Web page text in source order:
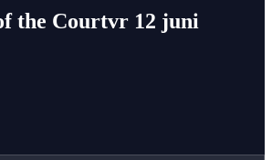
the Courtvr 12 juni